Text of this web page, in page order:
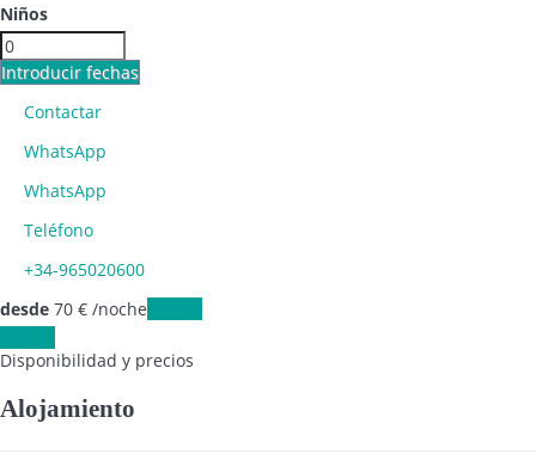
Niños
Introducir fechas
Contactar
WhatsApp
WhatsApp
Teléfono
+34-965020600
desde 70 € /noche
Disponibilidad y precios
Alojamiento